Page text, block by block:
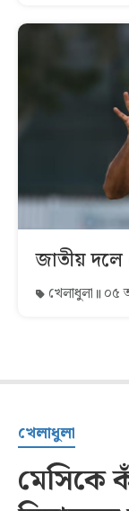
জাতীয় দলে
খেলাধুলা ০৫
খেলাধুলা
মেসিকে